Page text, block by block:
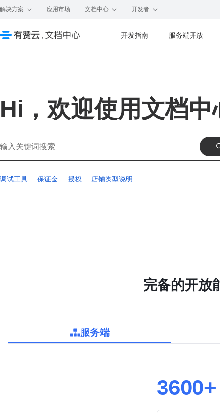
解决方案 应用市场 文档中心 开发者
开发指南 服务端开放
Hi，欢迎使用文档中
调试工具 保证金 授权 店铺类型说明
完备的开放
服务端
3600+